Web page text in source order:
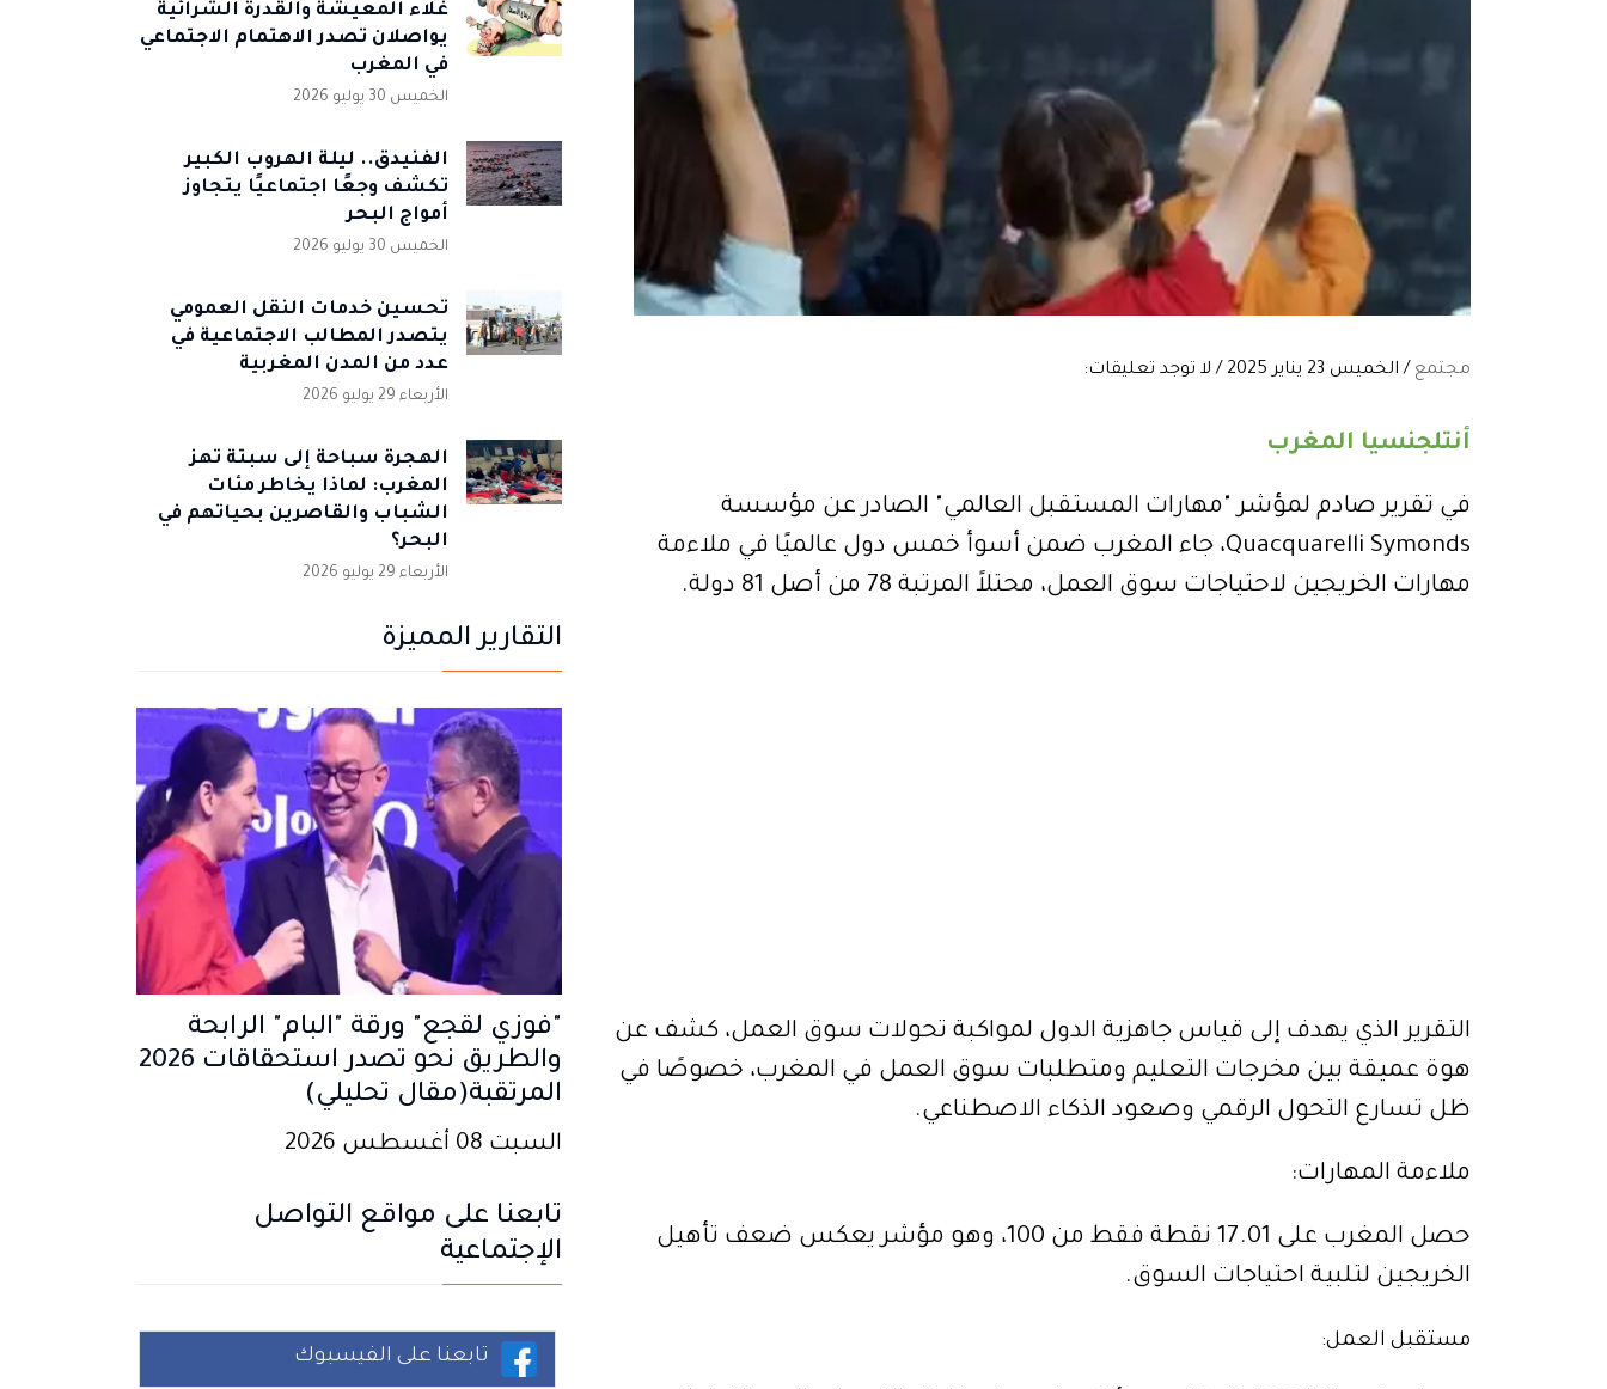
مجتمع / الخميس 23 يناير 2025 / لا توجد تعليقات:
أنتلجنسيا المغرب
في تقرير صادم لمؤشر "مهارات المستقبل العالمي" الصادر عن مؤسسة
Quacquarelli Symonds، جاء المغرب ضمن أسوأ خمس دول عالميًا في ملاءمة
مهارات الخريجين لاحتياجات سوق العمل، محتلاً المرتبة 78 من أصل 81 دولة.
التقرير الذي يهدف إلى قياس جاهزية الدول لمواكبة تحولات سوق العمل، كشف عن
هوة عميقة بين مخرجات التعليم ومتطلبات سوق العمل في المغرب، خصوصًا في
ظل تسارع التحول الرقمي وصعود الذكاء الاصطناعي.
ملاءمة المهارات:
حصل المغرب على 17.01 نقطة فقط من 100، وهو مؤشر يعكس ضعف تأهيل
الخريجين لتلبية احتياجات السوق.
مستقبل العمل:
غلاء المعيشة والقدرة الشرائية
يواصلان تصدر الاهتمام الاجتماعي
في المغرب
الخميس 30 يوليو 2026
الفنيدق.. ليلة الهروب الكبير
تكشف وجعًا اجتماعيًا يتجاوز
أمواج البحر
الخميس 30 يوليو 2026
تحسين خدمات النقل العمومي
يتصدر المطالب الاجتماعية في
عدد من المدن المغربية
الأربعاء 29 يوليو 2026
الهجرة سباحة إلى سبتة تهز
المغرب: لماذا يخاطر مئات
الشباب والقاصرين بحياتهم في
البحر؟
الأربعاء 29 يوليو 2026
التقارير المميزة
"فوزي لقجع" ورقة "البام" الرابحة
والطريق نحو تصدر استحقاقات 2026
المرتقبة(مقال تحليلي)
السبت 08 أغسطس 2026
تابعنا على مواقع التواصل
الإجتماعية
تابعنا على الفيسبوك